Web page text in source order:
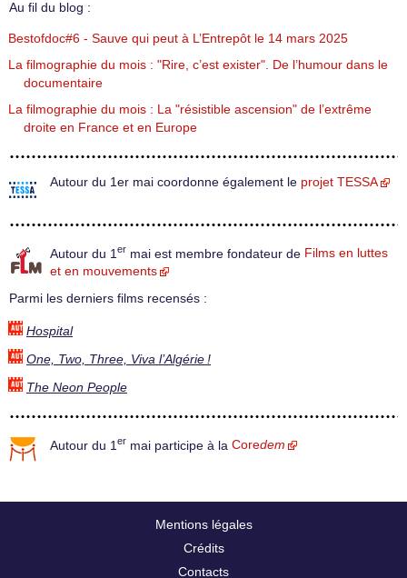
Au fil du blog :
Bestofdoc#6 - Sauve qui peut à L’Entrepôt le 14 mars 2025
La filmographie du mois : "Rire, c’est exister". De l’humour dans le
documentaire
La filmographie du mois : La "résistible ascension" de l’extrême
droite en France et en Europe
Autour du 1er mai coordonne également le projet TESSA
Autour du 1 er mai est membre fondateur de Films en luttes
et en mouvements
Parmi les derniers films recensés :
Hospital
One, Two, Three, Viva l’Algérie !
The Neon People
Autour du 1 er mai participe à la Coredem
Mentions légales
Crédits
Contacts